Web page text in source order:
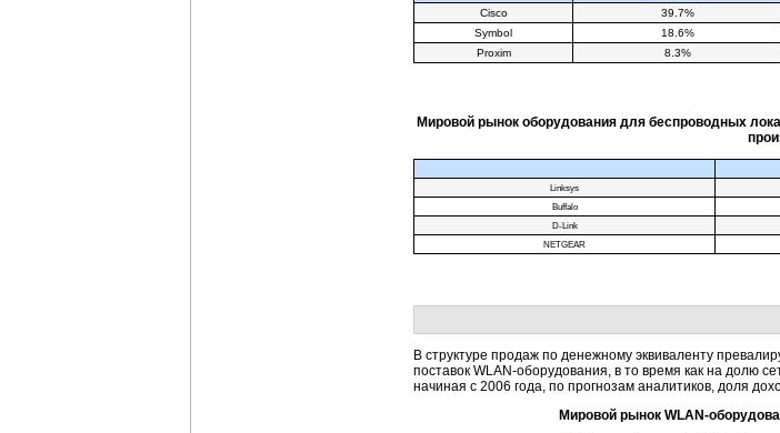
Cisco
39.7%
Symbol
18.6%
Proxim
8.3%
Мировой рынок оборудования для беспроводных
Linksys
Buffalo
D-Link
NETGEAR
В структуре продаж по денежному эквиваленту
поставок WLAN-оборудования, в то время как на долю
начиная с 2006 года, по прогнозам аналитиков, доля
Мировой рынок WLAN-